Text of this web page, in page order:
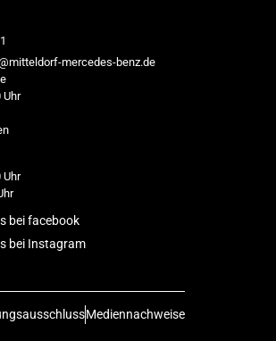
mercedes-benz.de
Uhr
Uhr
bei facebook
bei Instagram
Mediennachweise